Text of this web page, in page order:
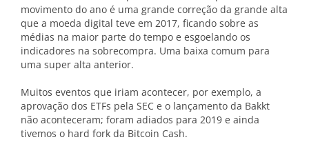
movimento do ano é uma grande correção da grande alta
que a moeda digital teve em 2017, ficando sobre as
médias na maior parte do tempo e esgoelando os
indicadores na sobrecompra. Uma baixa comum para
uma super alta anterior.
Muitos eventos que iriam acontecer, por exemplo, a
aprovação dos ETFs pela SEC e o lançamento da Bakkt
não aconteceram; foram adiados para 2019 e ainda
tivemos o hard fork da Bitcoin Cash.